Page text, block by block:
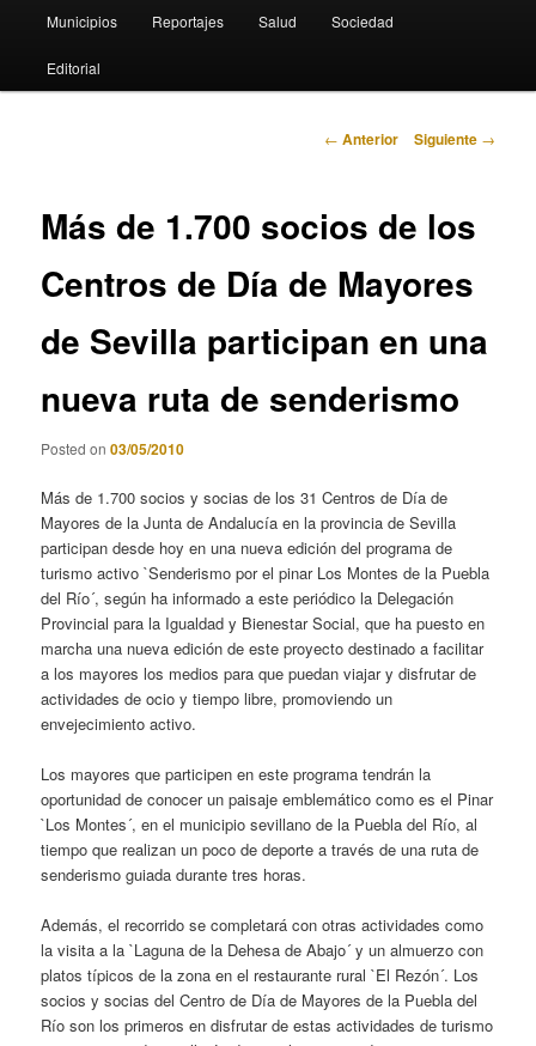
Municipios Reportajes Salud Sociedad
Editorial
Navegación
← Anterior Siguiente →
Más de 1.700 socios de los
Centros de Día de Mayores
de Sevilla participan en una
nueva ruta de senderismo
Posted on03/05/2010
Más de 1.700 socios y socias de los 31 Centros de Día de
Mayores de la Junta de Andalucía en la provincia de Sevilla
participan desde hoy en una nueva edición del programa de
turismo activo `Senderismo por el pinar Los Montes de la Puebla
del Río´, según ha informado a este periódico la Delegación
Provincial para la Igualdad y Bienestar Social, que ha puesto en
marcha una nueva edición de este proyecto destinado a facilitar
a los mayores los medios para que puedan viajar y disfrutar de
actividades de ocio y tiempo libre, promoviendo un
envejecimiento activo.
Los mayores que participen en este programa tendrán la
oportunidad de conocer un paisaje emblemático como es el Pinar
`Los Montes´, en el municipio sevillano de la Puebla del Río, al
tiempo que realizan un poco de deporte a través de una ruta de
senderismo guiada durante tres horas.
Además, el recorrido se completará con otras actividades como
la visita a la `Laguna de la Dehesa de Abajo´ y un almuerzo con
platos típicos de la zona en el restaurante rural `El Rezón´. Los
socios y socias del Centro de Día de Mayores de la Puebla del
Río son los primeros en disfrutar de estas actividades de turismo